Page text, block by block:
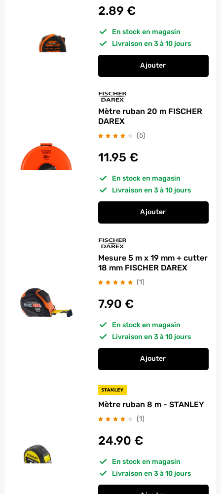
2.89 €
En stock en magasin
Livraison en 3 à 10 jours
Ajouter
Mètre ruban 20 m FISCHER
DAREX
(5)
11.95 €
En stock en magasin
Livraison en 3 à 10 jours
Ajouter
Mesure 5 m x 19 mm + cutter
18 mm FISCHER DAREX
(1)
7.90 €
En stock en magasin
Livraison en 3 à 10 jours
Ajouter
Mètre ruban 8 m - STANLEY
(1)
24.90 €
En stock en magasin
Livraison en 3 à 10 jours